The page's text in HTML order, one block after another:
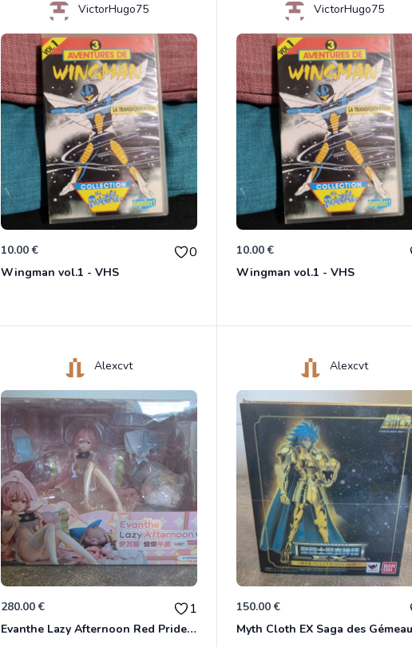
VictorHugo75
10.00 € 0
Wingman vol.1 - VHS
VictorHugo75
10.00 €
Wingman vol.1 - VHS
Alexcvt
280.00 € 1
Evanthe Lazy Afternoon Red Pride of Eden
Alexcvt
150.00 €
Myth Cloth EX Saga des